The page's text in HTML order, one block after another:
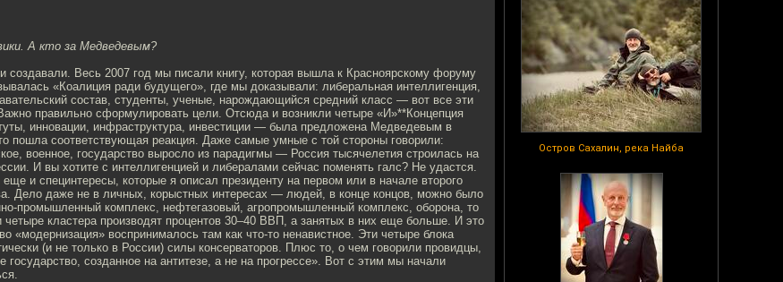
Остров Сахалин, река Найба
А кто за Медведевым?
создавали. Весь 2007 год мы писали книгу, которая вышла к Красноярскому форуму
«Коалиция ради будущего», где мы доказывали: либеральная интеллигенция,
состав, студенты, ученые, нарождающийся средний класс — вот все эти
правильно сформулировать цели. Отсюда и возникли четыре «И»**Концепция
инновации, инфраструктура, инвестиции — была предложена Медведевым в
пошла соответствующая реакция. Даже самые умные с той стороны говорили:
военное, государство выросло из парадигмы — Россия тысячелетия строилась на
И вы хотите с интеллигенцией и либералами сейчас поменять галс? Не удастся.
и специнтересы, которые я описал президенту на первом или в начале второго
Дело даже не в личных, корыстных интересах — людей, в конце концов, можно было
промышленный комплекс, нефтегазовый, агропромышленный комплекс, оборона, то
кластера производят процентов 30–40 ВВП, а занятых в них еще больше. И это
«модернизация» воспринималось там как что-то ненавистное. Эти четыре блока
(и не только в России) силы консерваторов. Плюс то, о чем говорили провидцы,
созданное на антитезе, а не на прогрессе». Вот с этим мы начали